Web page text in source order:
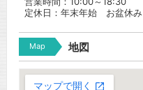
定休日：年末年始 お盆休み
Map 地図